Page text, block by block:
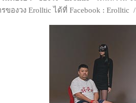
องวง Erolltic ได้ที่ Facebook : Erolltic /